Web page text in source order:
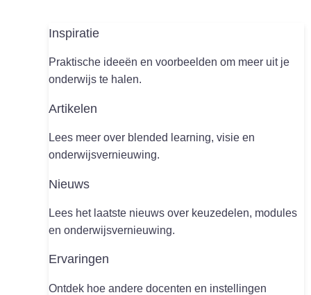
Inspiratie
Praktische ideeën en voorbeelden om meer uit je
onderwijs te halen.
Artikelen
Lees meer over blended learning, visie en
onderwijsvernieuwing.
Nieuws
Lees het laatste nieuws over keuzedelen, modules
en onderwijsvernieuwing.
Ervaringen
Ontdek hoe andere docenten en instellingen